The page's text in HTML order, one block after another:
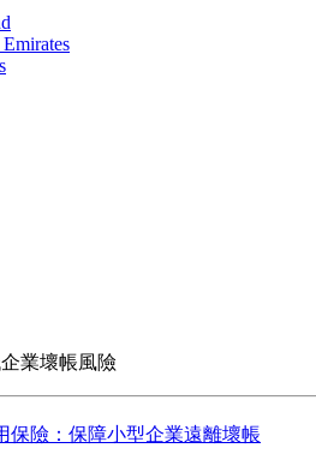
業壞帳風險
保險：保障小型企業遠離壞帳